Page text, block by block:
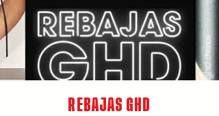
REBAJAS GHD